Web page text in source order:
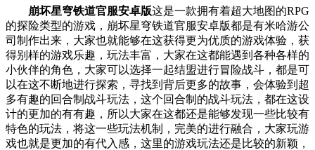
崩坏星穹铁道官服安卓版这是一款拥有着超大地图的RPG
的探险类型的游戏，崩坏星穹铁道官服安卓版都是有米哈游公
司制作出来，大家也就能够在这获得更为优质的游戏体验，获
得别样的游戏乐趣，玩法丰富，大家在这都能遇到各种各样的
小伙伴的角色，大家可以选择一起结盟进行冒险战斗，都是可
以在这不断地进行探索，寻找到背后更多的故事，会体验到超
多有趣的回合制战斗玩法，这个回合制的战斗玩法，都在这设
计的更加的有有趣，所以大家在这都还是能够发现一些比较有
特色的玩法，将这一些玩法机制，完美的进行融合，大家玩游
戏也就是更加的有代入感，这里的游戏玩法还是比较的新颖，